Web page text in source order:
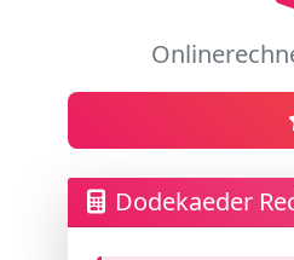
Dodekaeder